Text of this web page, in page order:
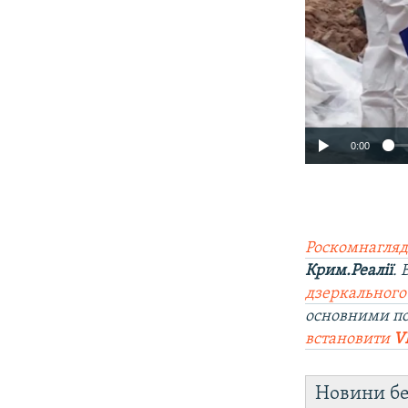
0:00
Крим.Реалії.
основними
встановити
Новини